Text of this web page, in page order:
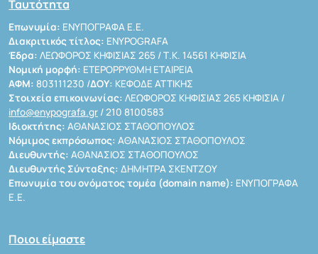
Ταυτότητα
Επωνυμία: ΕΝΥΠΟΓΡΑΦΑ Ε.Ε.
Διακριτικός τίτλος: ENYPOGRAFA
Έδρα: ΛΕΩΦΟΡΟΣ ΚΗΦΙΣΙΑΣ 265 / Τ.Κ. 14561 ΚΗΦΙΣΙΑ
Νομική μορφή: ΕΤΕΡΟΡΡΥΘΜΗ ΕΤΑΙΡΕΙΑ
ΑΦΜ: 803111230 /ΔΟΥ: ΚΕΦΟΔΕ ΑΤΤΙΚΗΣ
Στοιχεία επικοινωνίας: ΛΕΩΦΟΡΟΣ ΚΗΦΙΣΙΑΣ 265 ΚΗΦΙΣΙΑ /
info@enypografa.gr / 210 8100583
Ιδιοκτήτης: ΑΘΑΝΑΣΙΟΣ ΣΤΑΘΟΠΟΥΛΟΣ
Νόμιμος εκπρόσωπος: ΑΘΑΝΑΣΙΟΣ ΣΤΑΘΟΠΟΥΛΟΣ
Διευθυντής: ΑΘΑΝΑΣΙΟΣ ΣΤΑΘΟΠΟΥΛΟΣ
Διευθυντής Σύνταξης: ΔΗΜΗΤΡΑ ΣΚΕΝΤΖΟΥ
Επωνυμία του ονόματος τομέα (domain name): ΕΝΥΠΟΓΡΑΦΑ
Ε.Ε.
Ποιοι είμαστε